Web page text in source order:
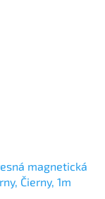
magnetická
Čierny, 1m